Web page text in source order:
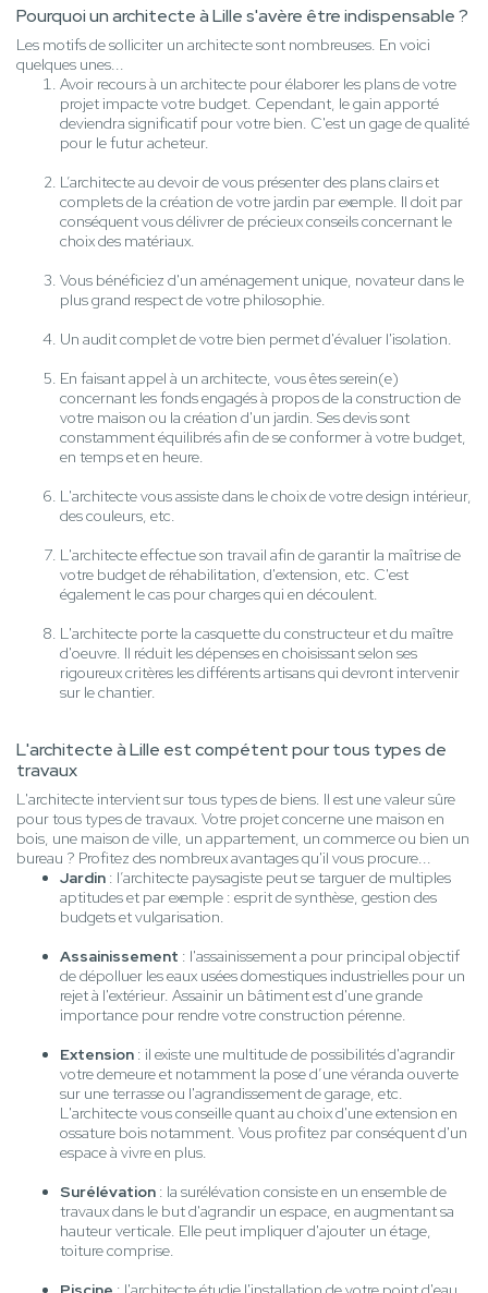
Pourquoi un architecte à Lille s'avère être indispensable ?
Les motifs de solliciter un architecte sont nombreuses. En voici
quelques unes...
Avoir recours à un architecte pour élaborer les plans de votre
projet impacte votre budget. Cependant, le gain apporté
deviendra significatif pour votre bien. C'est un gage de qualité
pour le futur acheteur.
L’architecte au devoir de vous présenter des plans clairs et
complets de la création de votre jardin par exemple. Il doit par
conséquent vous délivrer de précieux conseils concernant le
choix des matériaux.
Vous bénéficiez d'un aménagement unique, novateur dans le
plus grand respect de votre philosophie.
Un audit complet de votre bien permet d'évaluer l'isolation.
En faisant appel à un architecte, vous êtes serein(e)
concernant les fonds engagés à propos de la construction de
votre maison ou la création d'un jardin. Ses devis sont
constamment équilibrés afin de se conformer à votre budget,
en temps et en heure.
L'architecte vous assiste dans le choix de votre design intérieur,
des couleurs, etc.
L'architecte effectue son travail afin de garantir la maîtrise de
votre budget de réhabilitation, d'extension, etc. C'est
également le cas pour charges qui en découlent.
L'architecte porte la casquette du constructeur et du maître
d'oeuvre. Il réduit les dépenses en choisissant selon ses
rigoureux critères les différents artisans qui devront intervenir
sur le chantier.
L'architecte à Lille est compétent pour tous types de
travaux
L'architecte intervient sur tous types de biens. Il est une valeur sûre
pour tous types de travaux. Votre projet concerne une maison en
bois, une maison de ville, un appartement, un commerce ou bien un
bureau ? Profitez des nombreux avantages qu'il vous procure...
Jardin : l’architecte paysagiste peut se targuer de multiples
aptitudes et par exemple : esprit de synthèse, gestion des
budgets et vulgarisation.
Assainissement : l'assainissement a pour principal objectif
de dépolluer les eaux usées domestiques industrielles pour un
rejet à l'extérieur. Assainir un bâtiment est d'une grande
importance pour rendre votre construction pérenne.
Extension : il existe une multitude de possibilités d'agrandir
votre demeure et notamment la pose d’une véranda ouverte
sur une terrasse ou l'agrandissement de garage, etc.
L'architecte vous conseille quant au choix d'une extension en
ossature bois notamment. Vous profitez par conséquent d'un
espace à vivre en plus.
Surélévation : la surélévation consiste en un ensemble de
travaux dans le but d'agrandir un espace, en augmentant sa
hauteur verticale. Elle peut impliquer d'ajouter un étage,
toiture comprise.